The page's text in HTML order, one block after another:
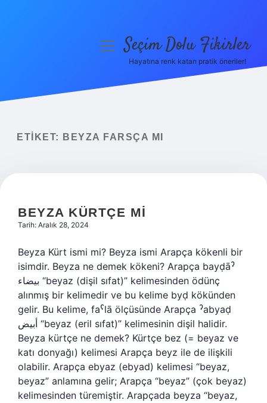
Yasal Uyarı
menüyüSeçim Dolu Fikirler
Hayatına renk katan pratik öneriler!
ETIKET: BEYZA FARSÇA MI
BEYZA KÜRTÇE MI
Tarih: Aralık 28, 2024
Beyza Kürt ismi mi? Beyza ismi Arapça kökenli bir
isimdir. Beyza ne demek kökeni? Arapça bayḍāˀ
بيضاء “beyaz (dişil sıfat)” kelimesinden ödünç
alınmış bir kelimedir ve bu kelime byḍ kökünden
gelir. Bu kelime, faˁlā ölçüsünde Arapça ˀabyaḍ
أبيض “beyaz (eril sıfat)” kelimesinin dişil halidir.
Beyza kürtçe ne demek? Kürtçe bez (= beyaz ve
katı donyağı) kelimesi Arapça beyz ile de ilişkili
olabilir. Arapça ebyaz (ebyad) kelimesi “beyaz,
beyaz” anlamına gelir; Arapça “beyaz” (çok beyaz)
kelimesinden türemiştir. Arapçada beyza “beyaz,